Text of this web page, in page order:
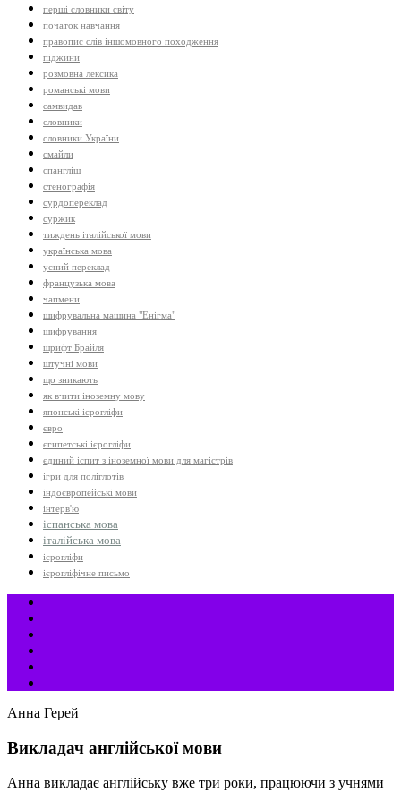
перші словники світу
початок навчання
правопис слів іншомовного походження
піджини
розмовна лексика
романські мови
самвидав
словники
словники України
смайли
спангліш
стенографія
сурдопереклад
суржик
тиждень італійської мови
українська мова
усний переклад
французька мова
чапмени
шифрувальна машина "Енігма"
шифрування
шрифт Брайля
штучні мови
що зникають
як вчити іноземну мову
японські ієрогліфи
євро
єгипетські ієрогліфи
єдиний іспит з іноземної мови для магістрів
ігри для поліглотів
індоєвропейські мови
інтерв'ю
іспанська мова
італійська мова
ієрогліфи
ієрогліфічне письмо
Анна Герей
Викладач англійської мови
Анна викладає англійську вже три роки, працюючи з учнями